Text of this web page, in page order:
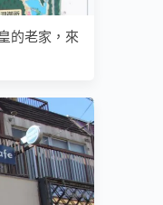
的老家，來